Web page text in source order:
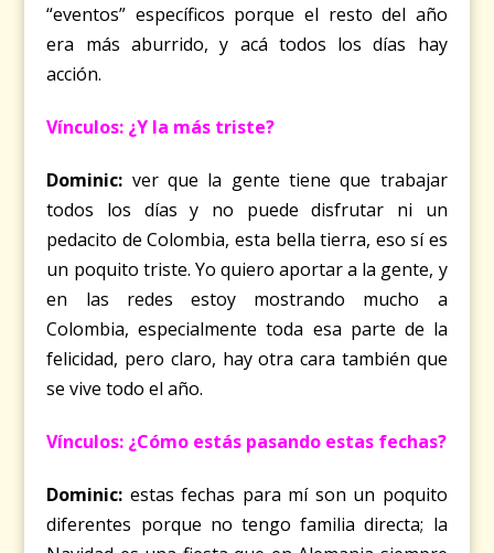
“eventos” específicos porque el resto del año
era más aburrido, y acá todos los días hay
acción.
Vínculos: ¿Y la más triste?
Dominic: ver que la gente tiene que trabajar
todos los días y no puede disfrutar ni un
pedacito de Colombia, esta bella tierra, eso sí es
un poquito triste. Yo quiero aportar a la gente, y
en las redes estoy mostrando mucho a
Colombia, especialmente toda esa parte de la
felicidad, pero claro, hay otra cara también que
se vive todo el año.
Vínculos: ¿Cómo estás pasando estas fechas?
Dominic: estas fechas para mí son un poquito
diferentes porque no tengo familia directa; la